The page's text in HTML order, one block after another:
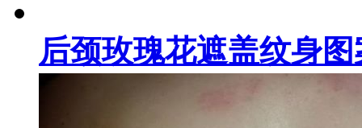
后颈玫瑰花遮盖纹身图